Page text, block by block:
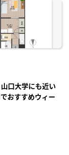
お気
口大学にも近い
おすすめウィー